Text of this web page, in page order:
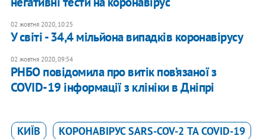
02 жовтня 2020, 10:25
У світі - 34,4 мільйона випадків коронавірусу
02 жовтня 2020, 09:54
РНБО повідомила про витік пов’язаної з
COVID-19 інформації з клініки в Дніпрі
КИЇВ КОРОНАВІРУС SARS-COV-2 ТА COVID-19